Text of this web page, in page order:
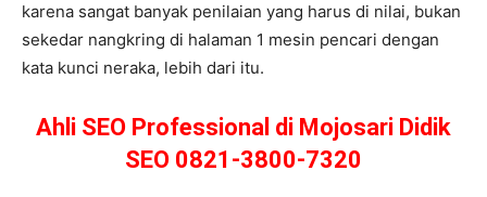
karena sangat banyak penilaian yang harus di nilai, bukan
sekedar nangkring di halaman 1 mesin pencari dengan
kata kunci neraka, lebih dari itu.
Ahli SEO Professional di Mojosari Didik
SEO 0821-3800-7320